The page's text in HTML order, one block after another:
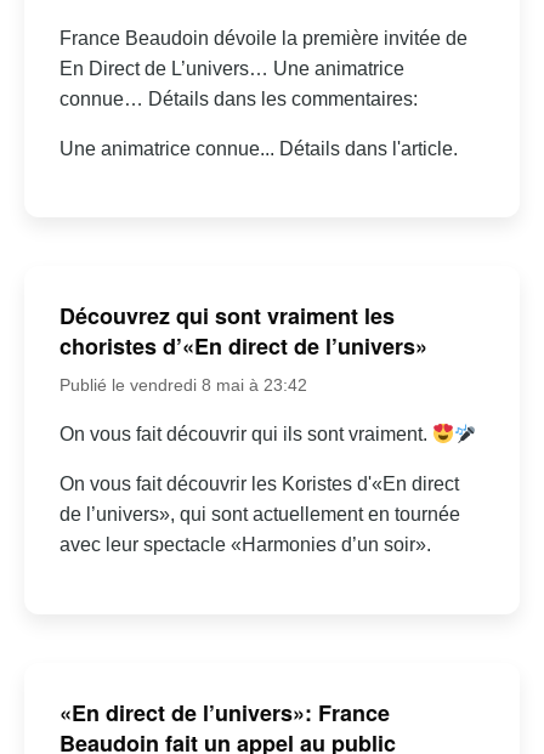
France Beaudoin dévoile la première invitée de
En Direct de L’univers… Une animatrice
connue… Détails dans les commentaires:
Une animatrice connue... Détails dans l'article.
Découvrez qui sont vraiment les
choristes d’«En direct de l’univers»
Publié le vendredi 8 mai à 23:42
On vous fait découvrir qui ils sont vraiment.
On vous fait découvrir les Koristes d'«En direct
de l’univers», qui sont actuellement en tournée
avec leur spectacle «Harmonies d’un soir».
«En direct de l’univers»: France
Beaudoin fait un appel au public